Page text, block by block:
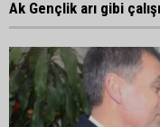
Ak Gençlik arı gibi